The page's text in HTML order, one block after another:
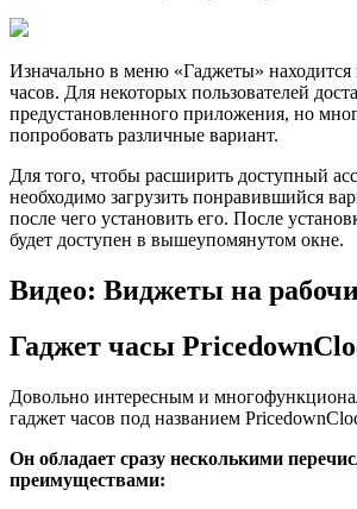
Изначально в меню «Гаджеты» находится
часов. Для некоторых пользователей
предустановленного приложения, но
попробовать различные вариант.
Для того, чтобы расширить доступный
необходимо загрузить понравившийся
после чего установить его. После
будет доступен в вышеупомянутом окне.
Видео: Виджеты на
Гаджет часы
Довольно интересным и
гаджет часов под названием
Он обладает сразу несколькими
преимуществами: